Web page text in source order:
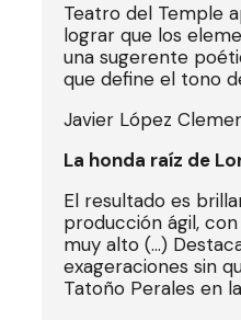
Teatro del Temple
lograr que los
una sugerente
que define el tono
Javier López
La honda raíz de
El resultado es
producción ágil,
muy alto (…)
exageraciones sin
Tatoño Perales en